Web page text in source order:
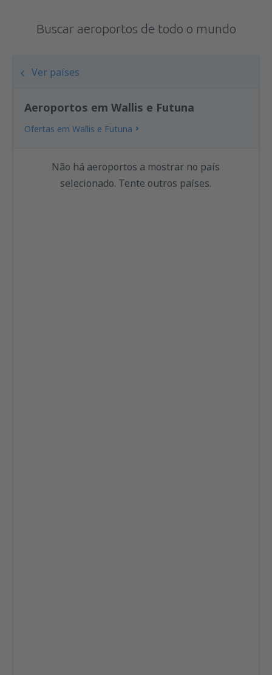
Buscar aeroportos de todo o mundo
Ver países
Aeroportos em Wallis e Futuna
Ofertas em Wallis e Futuna
Não há aeroportos a mostrar no país
selecionado. Tente outros países.